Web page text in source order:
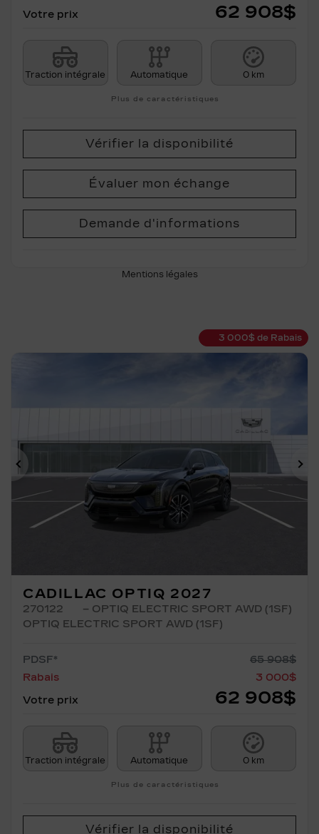
Votre prix
62 908$
Traction intégrale Automatique 0 km
Plus de caractéristiques
Vérifier la disponibilité
Évaluer mon échange
Demande d'informations
Mentions légales
3 000$ de Rabais
Précédent
CADILLAC OPTIQ 2027
270122
– OPTIQ ELECTRIC SPORT AWD (1SF)
OPTIQ ELECTRIC SPORT AWD (1SF)
PDSF* 65 908$
Rabais
3 000$
Votre prix
62 908$
Traction intégrale Automatique 0 km
Plus de caractéristiques
Vérifier la disponibilité